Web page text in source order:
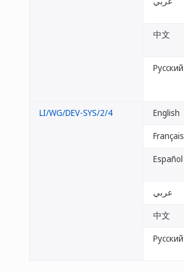
中文
Русский
LI/WG/DEV-SYS/2/4 English
Français
Español
عربي
中文
Русский